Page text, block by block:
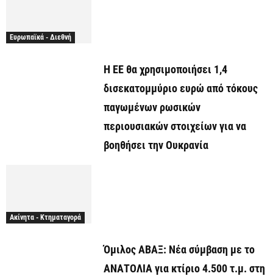
Ευρωπαϊκά - Διεθνή
Η ΕΕ θα χρησιμοποιήσει 1,4
δισεκατομμύριο ευρώ από τόκους
παγωμένων ρωσικών
περιουσιακών στοιχείων για να
βοηθήσει την Ουκρανία
Ακίνητα - Κτηματαγορά
Όμιλος ΑΒΑΞ: Νέα σύμβαση με το
ΑΝΑΤΟΛΙΑ για κτίριο 4.500 τ.μ. στη